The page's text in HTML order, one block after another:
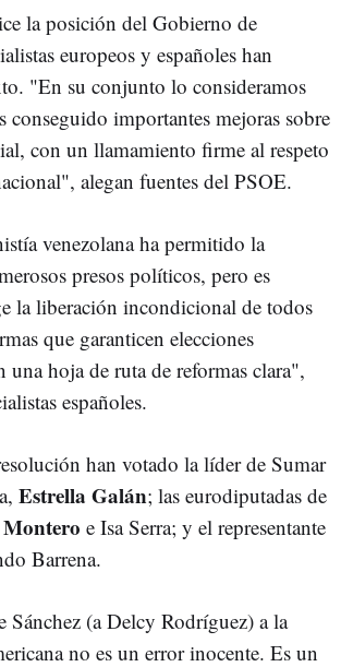
la posición del Gobierno de
europeos y españoles han
"En su conjunto lo consideramos
conseguido importantes mejoras sobre
con un llamamiento firme al respeto
alegan fuentes del PSOE.
venezolana ha permitido la
presos políticos, pero es
la liberación incondicional de todos
que garanticen elecciones
una hoja de ruta de reformas clara",
españoles.
han votado la líder de Sumar
Estrella Galán; las eurodiputadas de
e Isa Serra; y el representante
Barrena.
(a Delcy Rodríguez) a la
no es un error inocente. Es un